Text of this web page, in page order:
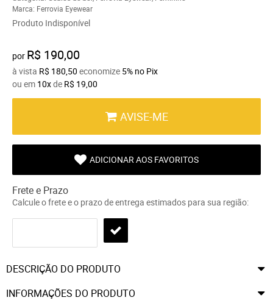
Marca: Ferrovia Eyewear
Produto Indisponível
por R$ 190,00
à vista R$ 180,50 economize 5% no Pix
ou em 10xde R$ 19,00
AVISE-ME
ADICIONAR AOS FAVORITOS
Frete e Prazo
Calcule o frete e o prazo de entrega estimados para sua região:
DESCRIÇÃO DO PRODUTO
INFORMAÇÕES DO PRODUTO